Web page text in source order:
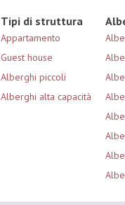
Tipi di struttura
Appartamento
Guest house
Alberghi piccoli
Alberghi alta capacità